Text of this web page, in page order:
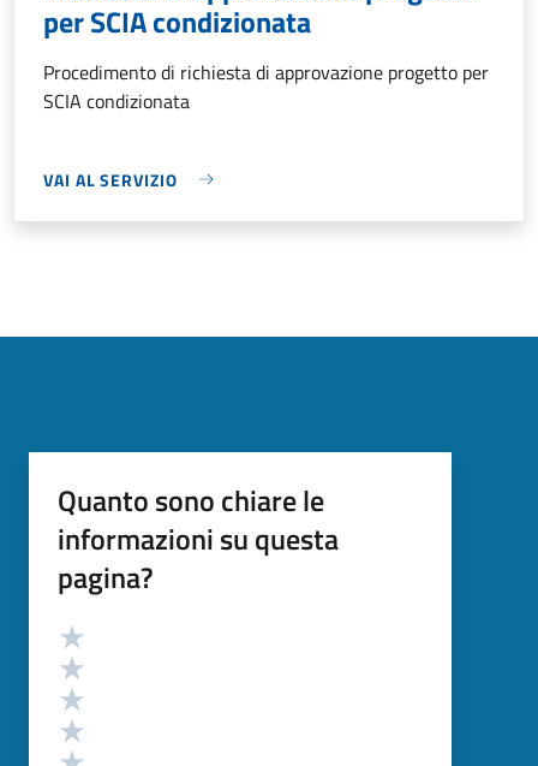
per SCIA condizionata
Procedimento di richiesta di approvazione progetto per
SCIA condizionata
VAI AL SERVIZIO
Quanto sono chiare le
informazioni su questa
pagina?
Valutazione